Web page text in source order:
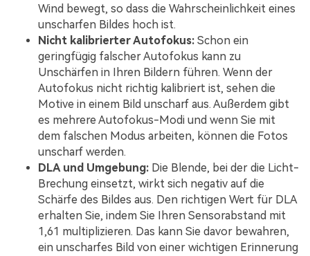
Wind bewegt, so dass die Wahrscheinlichkeit eines
unscharfen Bildes hoch ist.
Nicht kalibrierter Autofokus: Schon ein
geringfügig falscher Autofokus kann zu
Unschärfen in Ihren Bildern führen. Wenn der
Autofokus nicht richtig kalibriert ist, sehen die
Motive in einem Bild unscharf aus. Außerdem gibt
es mehrere Autofokus-Modi und wenn Sie mit
dem falschen Modus arbeiten, können die Fotos
unscharf werden.
DLA und Umgebung: Die Blende, bei der die Licht-
Brechung einsetzt, wirkt sich negativ auf die
Schärfe des Bildes aus. Den richtigen Wert für DLA
erhalten Sie, indem Sie Ihren Sensorabstand mit
1,61 multiplizieren. Das kann Sie davor bewahren,
ein unscharfes Bild von einer wichtigen Erinnerung